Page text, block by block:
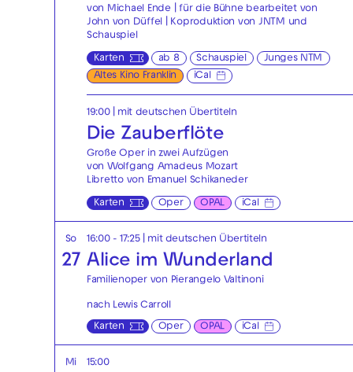
von Michael Ende | für die Bühne bearbeitet von
John von Düffel | Koproduktion von JNTM und
Schauspiel
Karten ab 8 Schauspiel
Junges NTM
Altes Kino Franklin
iCal
19:00| mit deutschen Übertiteln
Die Zauberflöte
Große Oper in zwei Aufzügen
von Wolfgang Amadeus Mozart
Libretto von Emanuel Schikaneder
Karten Oper OPAL iCal
So
27
16:00 - 17:25| mit deutschen Übertiteln
Alice im Wunderland
Familienoper von Pierangelo Valtinoni
nach Lewis Carroll
Karten Oper OPAL iCal
Mi 15:00